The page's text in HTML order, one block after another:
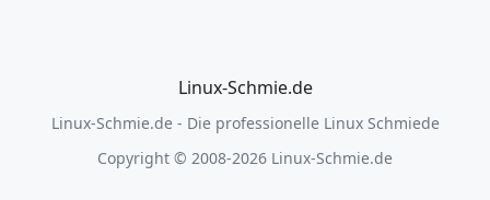
Linux-Schmie.de
Linux-Schmie.de - Die professionelle Linux Schmiede
Copyright © 2008-2026 Linux-Schmie.de